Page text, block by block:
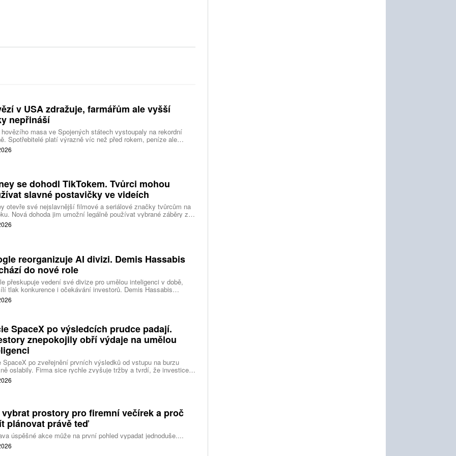
v USA zdražuje, farmářům ale vyšší
nepřináší
masa ve Spojených státech vystoupaly na rekordní
Spotřebitelé platí výrazně víc než před rokem, peníze ale
farmářům, zpracovatelům ani restauracím. Celý řetězec
nedostatek dobytka a prudce rostoucí náklady.
se dohodl TikTokem. Tvůrci mohou
slavné postavičky ve videích
otevře své nejslavnější filmové a seriálové značky tvůrcům na
Nová dohoda jim umožní legálně používat vybrané záběry z
studia a sdílet vlastní videa také na platformě Disney Verts.
reorganizuje AI divizi. Demis Hassabis
do nové role
přeskupuje vedení své divize pro umělou inteligenci v době,
tlak konkurence i očekávání investorů. Demis Hassabis
každodenní řízení DeepMind a zaměří se na vývoj pokročilé
inteligence i její dopad na společnost.
SpaceX po výsledcích prudce padají.
znepokojily obří výdaje na umělou
SpaceX po zveřejnění prvních výsledků od vstupu na burzu
oslabily. Firma sice rychle zvyšuje tržby a tvrdí, že investice
inteligence se vracejí mnohem rychleji než dříve, investoři ale
zda je tempo rekordních výdajů dlouhodobě udržitelné.
prostory pro firemní večírek a proč
plánovat právě teď
úspěšné akce může na první pohled vypadat jednoduše....